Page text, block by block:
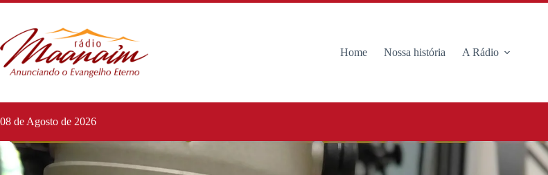
Home Nossa história A Rádio
08 de Agosto de 2026